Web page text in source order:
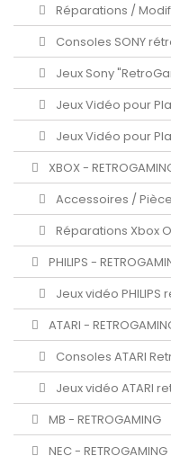
Réparations /
Consoles SONY
Jeux Sony
Jeux Vidéo pour
Jeux Vidéo pour
XBOX -
Accessoires /
Réparations Xbox
PHILIPS -
Jeux vidéo
ATARI -
Consoles ATARI
Jeux vidéo ATARI
MB - RETROGAMING
NEC - RETROGAMING